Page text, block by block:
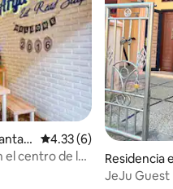
Calificación promedio:
4.33 (6)
el centro de la
Residencia
Utara
JeJu Guest